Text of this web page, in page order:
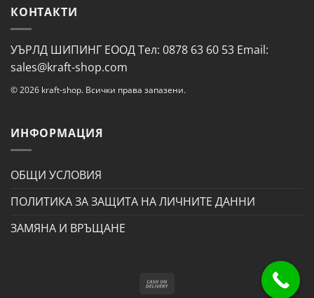
КОНТАКТИ
УЪРЛД ШИПИНГ ЕООД Тел: 0878 63 60 53 Email:
sales@kraft-shop.com
© 2026 kraft-shop. Всички права запазени.
ИНФОРМАЦИЯ
ОБЩИ УСЛОВИЯ
ПОЛИТИКА ЗА ЗАЩИТА НА ЛИЧНИТЕ ДАННИ
ЗАМЯНА И ВРЪЩАНЕ